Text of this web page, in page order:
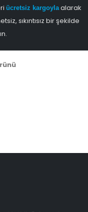
ücretsiz kargoylaalarak
sıkıntısız bir şekilde